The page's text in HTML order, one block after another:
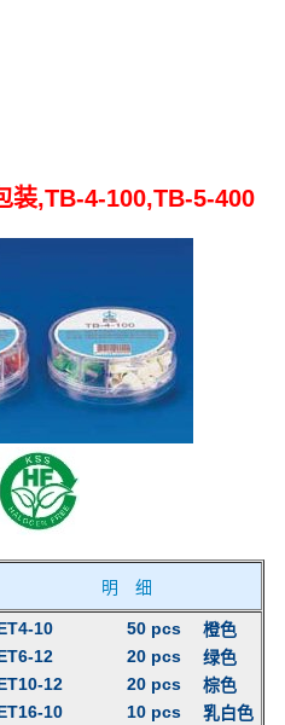
装,TB-4-100,TB-5-400
明 细
10 50 pcs
橙色
12
20 pcs
绿色
12
20 pcs
棕色
10
10 pcs 乳白色